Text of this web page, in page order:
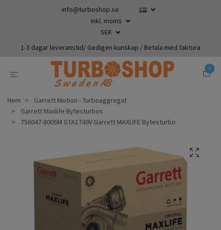
info@turboshop.se
Inkl. moms
SEK
1-3 dagar leveranstid/ Gedigen kunskap / Betala med faktura
0
Hem
Garrett Motion - Turboaggregat
Garrett Maxlife Bytesturbos
756047-8005M GTA1749V Garrett MAXLIFE Bytesturbo